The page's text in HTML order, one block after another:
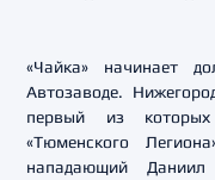
«Чайка» начинает
Автозаводе.
первый из
«Тюменского
нападающий